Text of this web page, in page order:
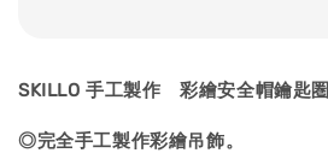
SKILLO 手工製作 彩繪安全帽鑰匙圏
◎完全手工製作彩繪吊飾。